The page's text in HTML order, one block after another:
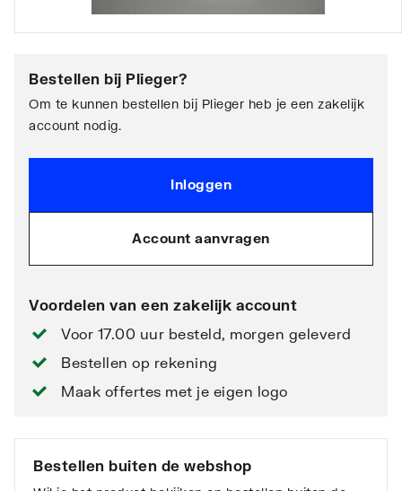
Bestellen bij Plieger?
Om te kunnen bestellen bij Plieger heb je een zakelijk
account nodig.
Inloggen
Account aanvragen
Voordelen van een zakelijk account
Voor 17.00 uur besteld, morgen geleverd
Bestellen op rekening
Maak offertes met je eigen logo
Bestellen buiten de webshop